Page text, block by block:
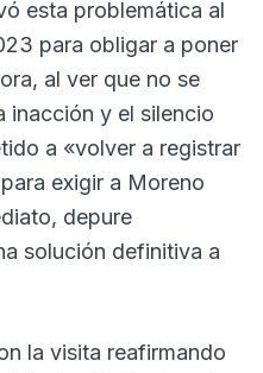
esta problemática al
para obligar a poner
al ver que no se
inacción y el silencio
a «volver a registrar
exigir a Moreno
depure
solución definitiva a
la visita reafirmando